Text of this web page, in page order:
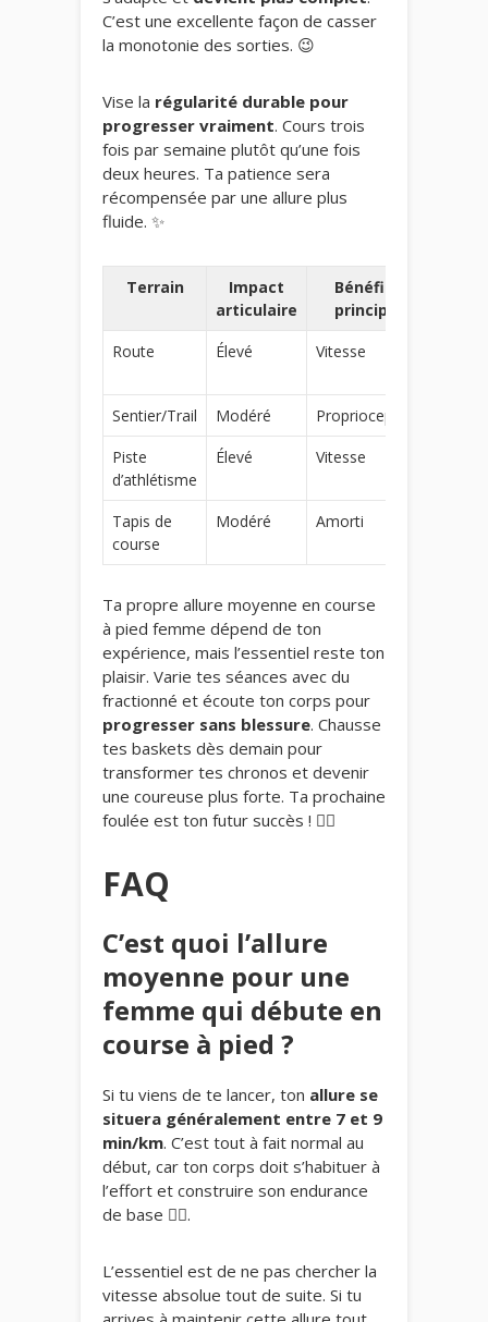
C’est une excellente façon de casser
la monotonie des sorties. 😉
Vise la régularité durable pour
progresser vraiment. Cours trois
fois par semaine plutôt qu’une fois
deux heures. Ta patience sera
récompensée par une allure plus
fluide. ✨
Terrain
Impact
articulaire
Bénéfice
principal
Route
Élevé Vitesse
Sentier/Trail
Modéré Proprioception
Piste
d’athlétisme
Élevé Vitesse
Tapis de
course
Modéré Amorti
Ta propre allure moyenne en course
à pied femme dépend de ton
expérience, mais l’essentiel reste ton
plaisir. Varie tes séances avec du
fractionné et écoute ton corps pour
progresser sans blessure. Chausse
tes baskets dès demain pour
transformer tes chronos et devenir
une coureuse plus forte. Ta prochaine
foulée est ton futur succès ! 🏃‍♀️
FAQ
C’est quoi l’allure
moyenne pour une
femme qui débute en
course à pied ?
Si tu viens de te lancer, ton allure se
situera généralement entre 7 et 9
min/km. C’est tout à fait normal au
début, car ton corps doit s’habituer à
l’effort et construire son endurance
de base 🏃‍♀️.
L’essentiel est de ne pas chercher la
vitesse absolue tout de suite. Si tu